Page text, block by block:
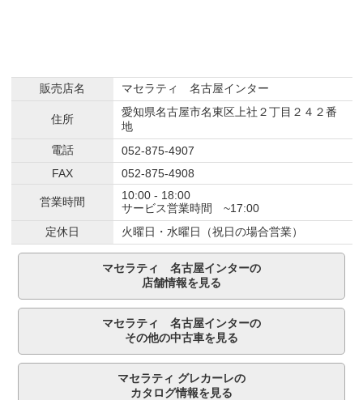
販売店名 マセラティ 名古屋インター
住所
愛知県名古屋市名東区上社２丁目２４２番
地
電話
052-875-4907
FAX
052-875-4908
営業時間
10:00 - 18:00
サービス営業時間 ~17:00
定休日
火曜日・水曜日（祝日の場合営業）
マセラティ 名古屋インターの
店舗情報を見る
マセラティ 名古屋インターの
その他の中古車を見る
マセラティ グレカーレの
カタログ情報を見る